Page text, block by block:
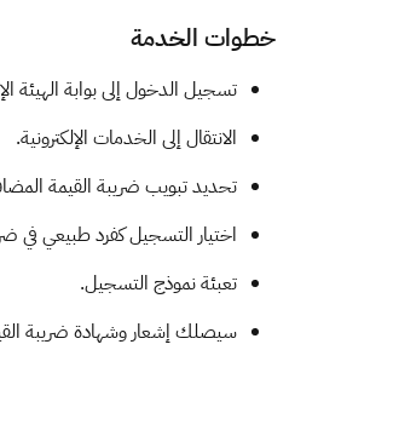
خطوات الخدمة
​​​​تسجيل الدخول إلى بوابة الهيئة
الانتقال إلى الخدمات الإلكترونية.
تحديد تبويب ضريبة القيمة
اختيار التسجيل كفرد طبيعي في
تعبئة نموذج التسجيل.
سيصلك إشعار وشهادة ضريبة